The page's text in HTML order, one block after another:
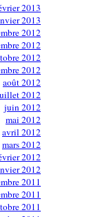
2013
2013
2012
2012
2012
2012
août 2012
2012
juin 2012
mai 2012
avril 2012
mars 2012
2012
2012
2011
2011
2011